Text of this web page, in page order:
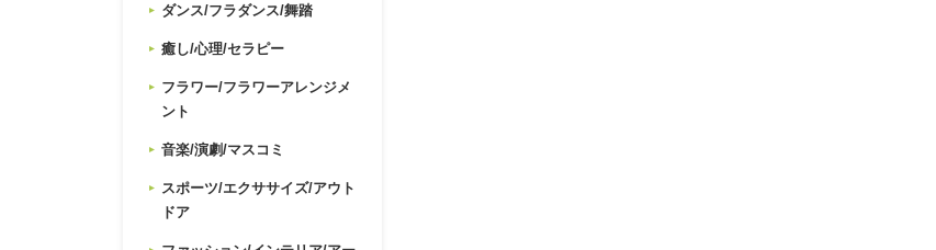
ダンス/フラダンス/舞踏
癒し/心理/セラピー
フラワー/フラワーアレンジメ
ント
音楽/演劇/マスコミ
スポーツ/エクササイズ/アウト
ドア